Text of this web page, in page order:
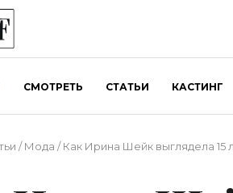
СМОТРЕТЬ СТАТЬИ КАСТИНГ
/Мода /Как Ирина Шейк выглядела